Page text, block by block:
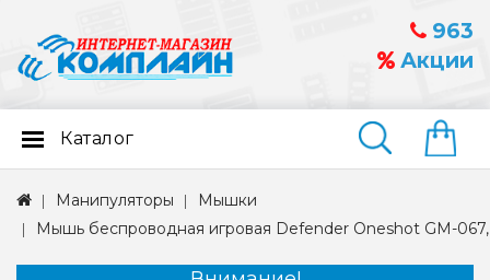
963
Акции
Найти
Каталог
Манипуляторы
Мышки
Мышь беспроводная игровая Defender Oneshot GM-